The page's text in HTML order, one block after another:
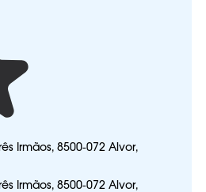
Irmãos, 8500-072 Alvor,
Irmãos, 8500-072 Alvor,